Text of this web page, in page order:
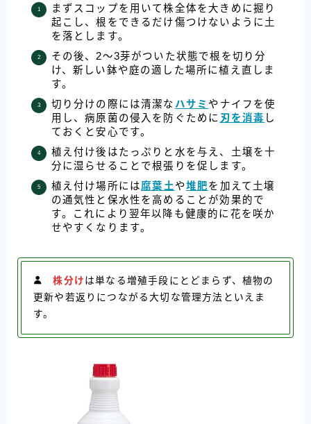
まずスコップを用いて株全体を大きめに掘り
起こし、根をできるだけ傷つけないように土
を落とします。
その後、2〜3芽がついた状態で根を切り分
け、新しい鉢や庭の適した場所に植え直しま
す。
切り分けの際には清潔な ハサミ やナイフを使
用し、病原菌の侵入を防ぐために 刃を消毒 し
ておくと安心です。
植え付け後はたっぷりと水を与え、土壌を十
分に湿らせることで根張りを促します。
植え付け場所には腐葉土 や堆肥を加えて土壌
の通気性と保水性を高めることが効果的で
す。これにより翌年以降も健康的に花を咲か
せやすくなります。
株分け は単なる増殖手段にとどまらず、植物の
更新や若返りにつながる大切な管理方法といえま
す。